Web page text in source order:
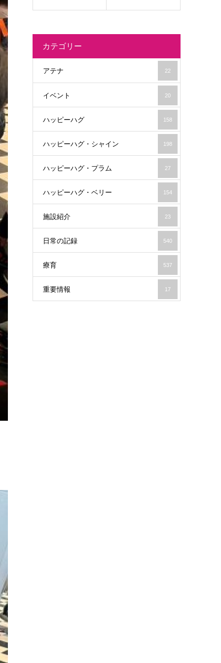
カテゴリー
アテナ 22
イベント 20
ハッピーハグ 158
ハッピーハグ・シャイン 198
ハッピーハグ・プラム 27
ハッピーハグ・ベリー 154
施設紹介 23
日常の記録 540
療育 537
重要情報 17